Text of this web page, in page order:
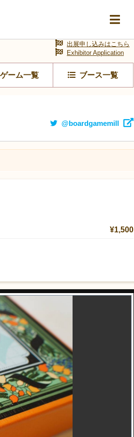
ゲーム一覧 ブース一覧
出展申し込みはこちら
Exhibitor Application
@boardgamemill
¥1,500